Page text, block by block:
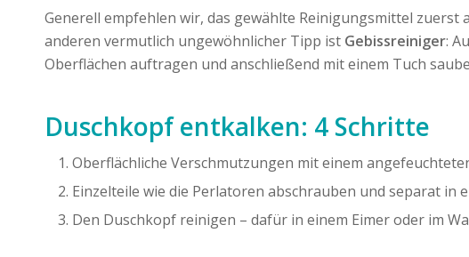
Generell empfehlen wir, das gewählte Reinigungsmittel
anderen vermutlich ungewöhnlicher Tipp ist Gebissreiniger:
Oberflächen auftragen und anschließend mit einem Tuch
Duschkopf entkalken: 4 Schritte
Oberflächliche Verschmutzungen mit einem
Einzelteile wie die Perlatoren abschrauben und separat in
Den Duschkopf reinigen – dafür in einem Eimer oder im